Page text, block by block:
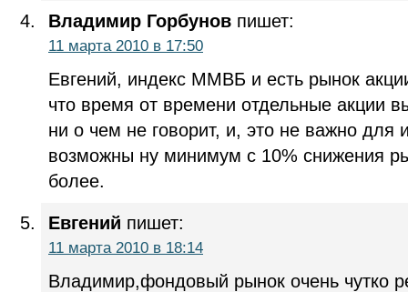
Владимир Горбунов пишет:
11 марта 2010 в 17:50
Евгений, индекс ММВБ и есть рынок
что время от времени отдельные акции
ни о чем не говорит, и, это не важно для
возможны ну минимум с 10% снижения
более.
Евгений пишет:
11 марта 2010 в 18:14
Владимир,фондовый рынок очень чутко